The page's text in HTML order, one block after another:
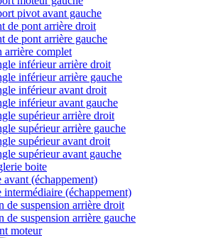
pivot avant gauche
de pont arrière droit
de pont arrière gauche
arrière complet
inférieur arrière droit
inférieur arrière gauche
inférieur avant droit
inférieur avant gauche
supérieur arrière droit
supérieur arrière gauche
supérieur avant droit
supérieur avant gauche
boite
avant (échappement)
intermédiaire (échappement)
de suspension arrière droit
de suspension arrière gauche
moteur